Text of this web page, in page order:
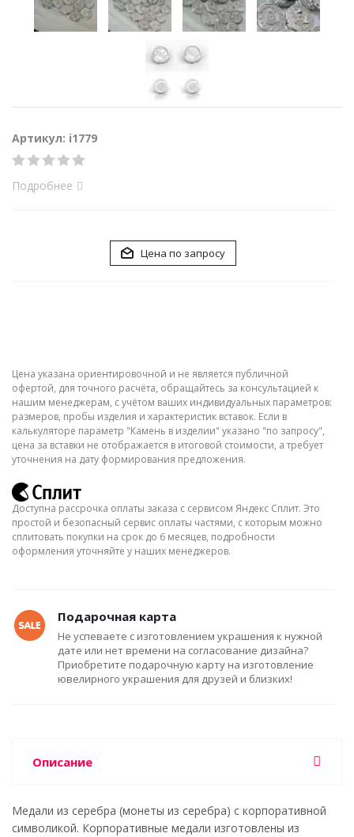
Артикул: i1779
Подробнее
Цена по запросу
Цена указана ориентировочной и не является публичной
офертой, для точного расчёта, обращайтесь за консультацией к
нашим менеджерам, с учётом ваших индивидуальных параметров:
размеров, пробы изделия и характеристик вставок. Если в
калькуляторе параметр "Камень в изделии" указано "по запросу",
цена за вставки не отображается в итоговой стоимости, а требует
уточнения на дату формирования предложения.
Доступна рассрочка оплаты заказа с сервисом Яндекс Сплит. Это
простой и безопасный сервис оплаты частями, с которым можно
сплитовать покупки на срок до 6 месяцев, подробности
оформления уточняйте у наших менеджеров.
Подарочная карта
Не успеваете с изготовлением украшения к нужной
дате или нет времени на согласование дизайна?
Приобретите подарочную карту на изготовление
ювелирного украшения для друзей и близких!
Описание
Медали из серебра (монеты из серебра) с корпоративной
символикой. Корпоративные медали изготовлены из